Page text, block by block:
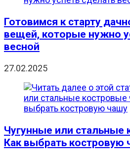
Готовимся к старту
вещей, которые нужно
весной
27.02.2025
Чугунные или стальные
Как выбрать костровую